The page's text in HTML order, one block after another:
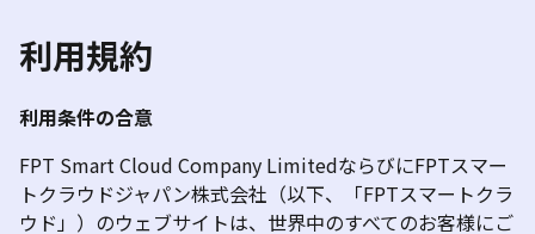
利用規約
利用条件の合意
FPT Smart Cloud Company LimitedならびにFPTスマー
トクラウドジャパン株式会社（以下、「FPTスマートクラ
ウド」）のウェブサイトは、世界中のすべてのお客様にご